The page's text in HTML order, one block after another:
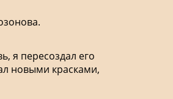
я пересоздал его
новыми красками,